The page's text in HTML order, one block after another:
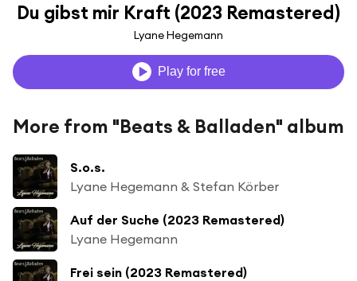
Du gibst mir Kraft (2023 Remastered)
Lyane Hegemann
Play for free
More from "Beats & Balladen" album
S.o.s.
Lyane Hegemann & Stefan Körber
Auf der Suche (2023 Remastered)
Lyane Hegemann
Frei sein (2023 Remastered)